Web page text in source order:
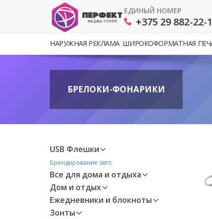
ЕДИНЫЙ НОМЕР
+375 29 882-22-
НАРУЖНАЯ РЕКЛАМА ШИРОКОФОРМАТНАЯ
БРЕЛОКИ-ФОНАРИКИ
USB Флешки
Брендирование авто
Все для дома и отдыха
Дом и отдых
Ежедневники и блокноты
Зонты